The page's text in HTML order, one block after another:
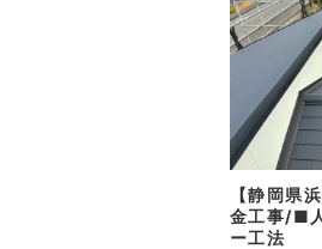
【静岡県
金工事/■
ー工法